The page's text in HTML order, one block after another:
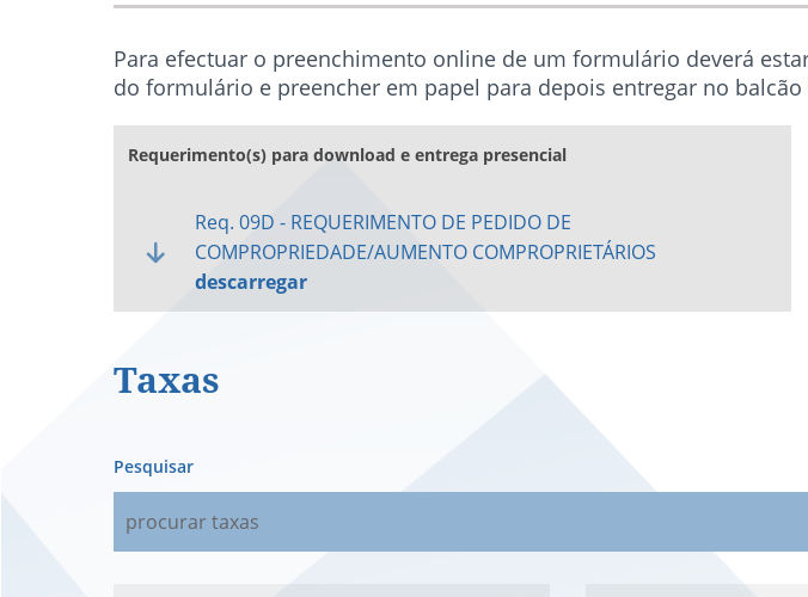
Para efectuar o preenchimento online de um formulário deverá
do formulário e preencher em papel para depois entregar no
Requerimento(s) para download e entrega presencial
Req. 09D - REQUERIMENTO DE PEDIDO DE
COMPROPRIEDADE/AUMENTO COMPROPRIETÁRIOS
descarregar
Taxas
Pesquisar